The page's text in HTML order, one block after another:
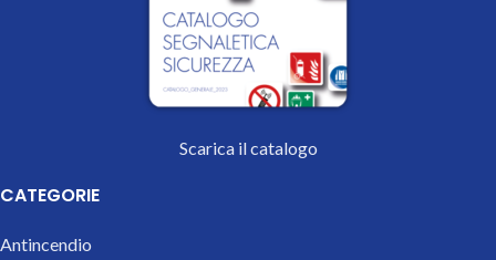
Scarica il catalogo
CATEGORIE
Antincendio